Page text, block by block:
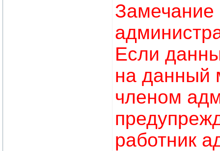
Замечание
Если
на данный
членом
работник